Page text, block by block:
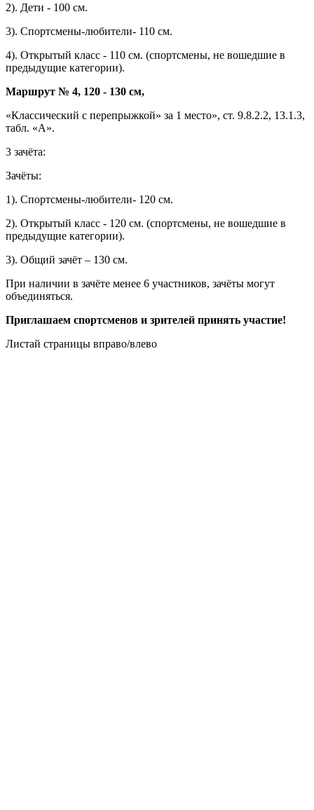
2). Дети - 100 см.
3). Спортсмены-любители- 110 см.
4). Открытый класс - 110 см. (спортсмены, не вошедшие в
предыдущие категории).
Маршрут № 4, 120 - 130 см,
«Классический с перепрыжкой» за 1 место», ст. 9.8.2.2, 13.1.3,
табл. «А».
3 зачёта:
Зачёты:
1). Спортсмены-любители- 120 см.
2). Открытый класс - 120 см. (спортсмены, не вошедшие в
предыдущие категории).
3). Общий зачёт – 130 см.
При наличии в зачёте менее 6 участников, зачёты могут
объединяться.
Приглашаем спортсменов и зрителей принять участие!
Листай страницы вправо/влево